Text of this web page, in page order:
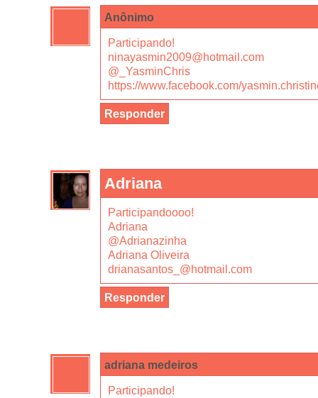
Anônimo
Participando!
ninayasmin2009@hotmail.com
@_YasminChris
https://www.facebook.com/
Responder
Adriana
Participandoooo!
Adriana
@Adrianazinha
Adriana Oliveira
drianasantos_@hotmail.com
Responder
adriana medeiros
Participando!